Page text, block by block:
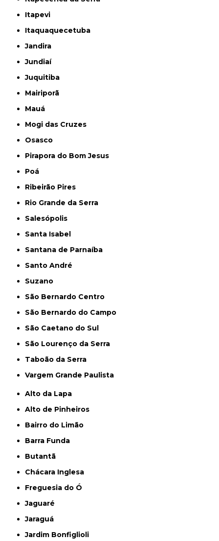
Itapevi
Itaquaquecetuba
Jandira
Jundiaí
Juquitiba
Mairiporã
Mauá
Mogi das Cruzes
Osasco
Pirapora do Bom Jesus
Poá
Ribeirão Pires
Rio Grande da Serra
Salesópolis
Santa Isabel
Santana de Parnaíba
Santo André
Suzano
São Bernardo Centro
São Bernardo do Campo
São Caetano do Sul
São Lourenço da Serra
Taboão da Serra
Vargem Grande Paulista
Alto da Lapa
Alto de Pinheiros
Bairro do Limão
Barra Funda
Butantã
Chácara Inglesa
Freguesia do Ó
Jaguaré
Jaraguá
Jardim Bonfiglioli